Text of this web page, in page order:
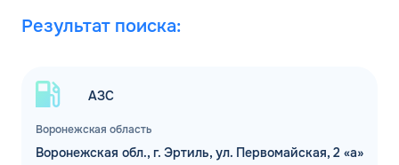
Результат поиска:
Воронежская область
АЗС
Воронежская обл., г. Эртиль, ул. Первомайская, 2 «а»